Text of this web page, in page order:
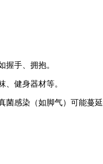
握手、拥抱。
、健身器材等。
菌感染（如脚气）可能蔓延